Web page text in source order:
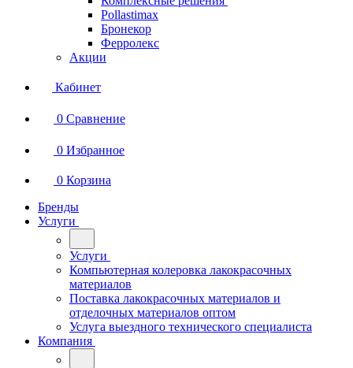
Pollastimax
Бронекор
Ферролекс
Акции
Кабинет
0 Сравнение
0 Избранное
0 Корзина
Бренды
Услуги
Услуги
Компьютерная колеровка лакокрасочных
материалов
Поставка лакокрасочных материалов и
отделочных материалов оптом
Услуга выездного технического специалиста
Компания